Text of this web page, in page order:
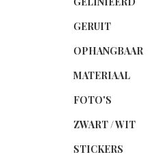
GERUIT
OPHANGBAAR
MATERIAAL
FOTO'S
ZWART / WIT
STICKERS